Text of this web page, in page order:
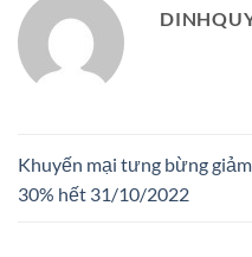
Khuyến mại tưng bừng giảm
30% hết 31/10/2022